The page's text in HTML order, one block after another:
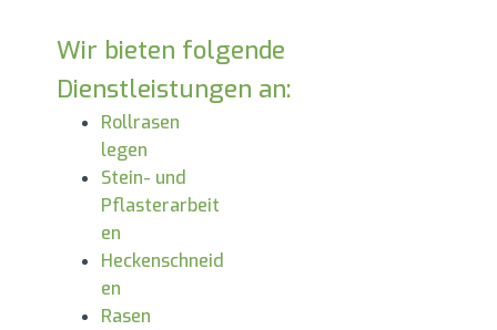
Wir bieten folgende
Dienstleistungen an:
Rollrasen
legen
Stein- und
Pflasterarbeit
en
Heckenschneid
en
Rasen